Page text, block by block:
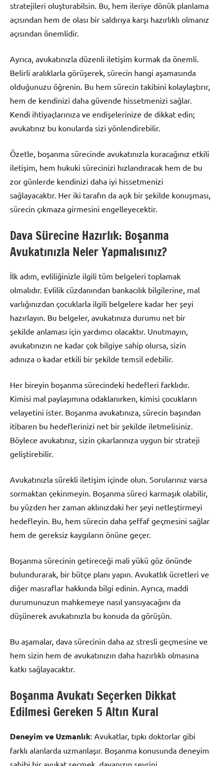
stratejileri oluşturabilsin. Bu, hem ileriye dönük planlama
açısından hem de olası bir saldırıya karşı hazırlıklı olmanız
açısından önemlidir.
Ayrıca, avukatınızla düzenli iletişim kurmak da önemli.
Belirli aralıklarla görüşerek, sürecin hangi aşamasında
olduğunuzu öğrenin. Bu hem sürecin takibini kolaylaştırır,
hem de kendinizi daha güvende hissetmenizi sağlar.
Kendi ihtiyaçlarınıza ve endişelerinize de dikkat edin;
avukatınız bu konularda sizi yönlendirebilir.
Özetle, boşanma sürecinde avukatınızla kuracağınız etkili
iletişim, hem hukuki sürecinizi hızlandıracak hem de bu
zor günlerde kendinizi daha iyi hissetmenizi
sağlayacaktır. Her iki tarafın da açık bir şekilde konuşması,
sürecin çıkmaza girmesini engelleyecektir.
Dava Sürecine Hazırlık: Boşanma
Avukatınızla Neler Yapmalısınız?
İlk adım, evliliğinizle ilgili tüm belgeleri toplamak
olmalıdır. Evlilik cüzdanından bankacılık bilgilerine, mal
varlığınızdan çocuklarla ilgili belgelere kadar her şeyi
hazırlayın. Bu belgeler, avukatınıza durumu net bir
şekilde anlaması için yardımcı olacaktır. Unutmayın,
avukatınızın ne kadar çok bilgiye sahip olursa, sizin
adınıza o kadar etkili bir şekilde temsil edebilir.
Her bireyin boşanma sürecindeki hedefleri farklıdır.
Kimisi mal paylaşımına odaklanırken, kimisi çocukların
velayetini ister. Boşanma avukatınıza, sürecin başından
itibaren bu hedeflerinizi net bir şekilde iletmelisiniz.
Böylece avukatınız, sizin çıkarlarınıza uygun bir strateji
geliştirebilir.
Avukatınızla sürekli iletişim içinde olun. Sorularınız varsa
sormaktan çekinmeyin. Boşanma süreci karmaşık olabilir,
bu yüzden her zaman aklınızdaki her şeyi netleştirmeyi
hedefleyin. Bu, hem sürecin daha şeffaf geçmesini sağlar
hem de gereksiz kaygıların önüne geçer.
Boşanma sürecinin getireceği mali yükü göz önünde
bulundurarak, bir bütçe planı yapın. Avukatlık ücretleri ve
diğer masraflar hakkında bilgi edinin. Ayrıca, maddi
durumunuzun mahkemeye nasıl yansıyacağını da
düşünerek avukatınızla bu konuda da görüşün.
Bu aşamalar, dava sürecinin daha az stresli geçmesine ve
hem sizin hem de avukatınızın daha hazırlıklı olmasına
katkı sağlayacaktır.
Boşanma Avukatı Seçerken Dikkat
Edilmesi Gereken 5 Altın Kural
Deneyim ve Uzmanlık: Avukatlar, tıpkı doktorlar gibi
farklı alanlarda uzmanlaşır. Boşanma konusunda deneyim